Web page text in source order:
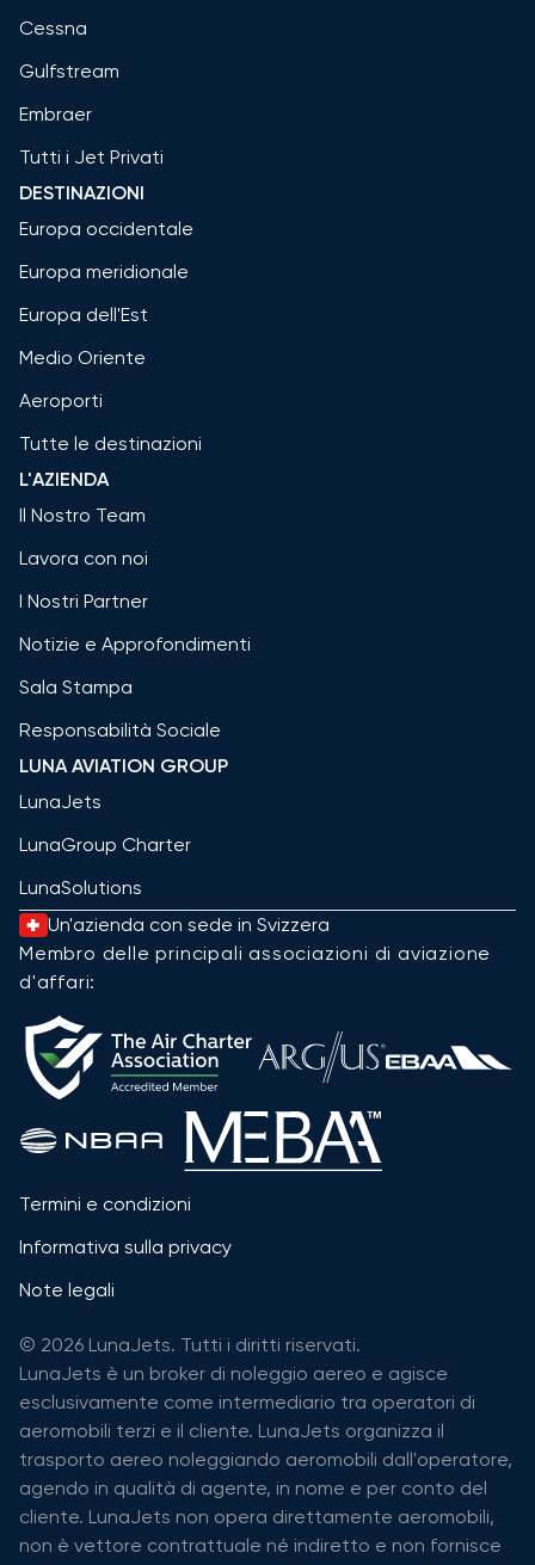
Cessna
Gulfstream
Embraer
Tutti i Jet Privati
DESTINAZIONI
Europa occidentale
Europa meridionale
Europa dell'Est
Medio Oriente
Aeroporti
Tutte le destinazioni
L'AZIENDA
Il Nostro Team
Lavora con noi
I Nostri Partner
Notizie e Approfondimenti
Sala Stampa
Responsabilità Sociale
LUNA AVIATION GROUP
LunaJets
LunaGroup Charter
LunaSolutions
Un'azienda con sede in Svizzera
Membro delle principali associazioni di aviazione
d'affari:
Termini e condizioni
Informativa sulla privacy
Note legali
© 2026 LunaJets. Tutti i diritti riservati.
LunaJets è un broker di noleggio aereo e agisce
esclusivamente come intermediario tra operatori di
aeromobili terzi e il cliente. LunaJets organizza il
trasporto aereo noleggiando aeromobili dall'operatore,
agendo in qualità di agente, in nome e per conto del
cliente. LunaJets non opera direttamente aeromobili,
non è vettore contrattuale né indiretto e non fornisce